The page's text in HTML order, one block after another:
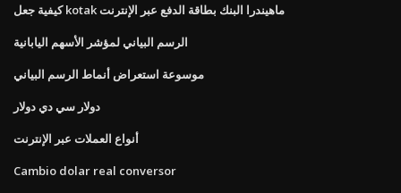
كيفية جعل kotak ماهيندرا البنك بطاقة الدفع عبر الإنترنت
الرسم البياني لمؤشر الأسهم اليابانية
موسوعة استعراض أنماط الرسم البياني
دولار سي دي دولار
أنواع العملات عبر الإنترنت
Cambio dolar real conversor